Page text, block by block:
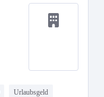
Urlaubsgeld